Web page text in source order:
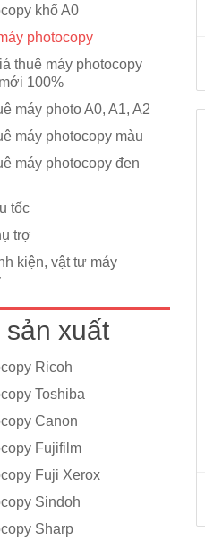
khổ A0
photocopy
thuê máy photocopy
100%
máy photo A0, A1, A2
máy photocopy màu
máy photocopy đen
tốc
trợ
kiện, vật tư máy
sản xuất
Ricoh
Toshiba
Canon
Fujifilm
Fuji Xerox
Sindoh
Sharp